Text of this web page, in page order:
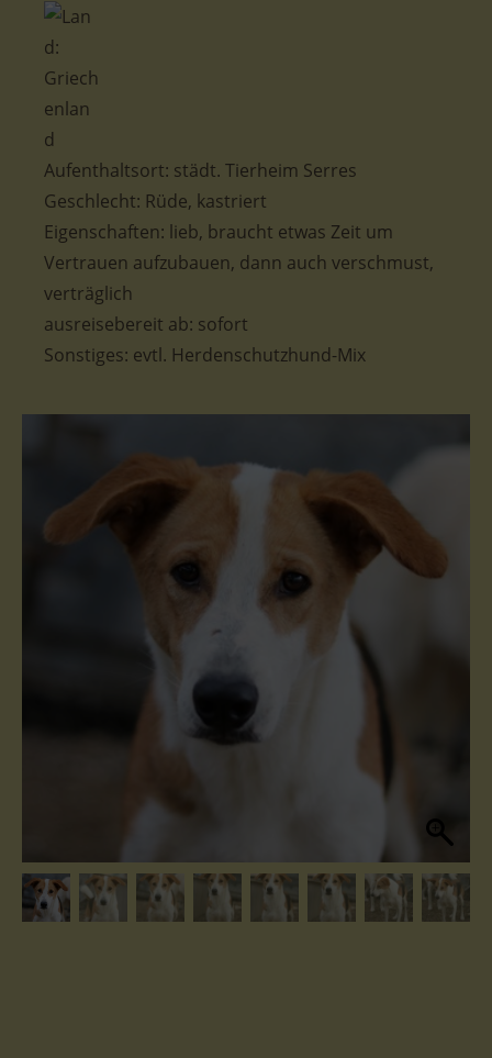
Aufenthaltsort: städt. Tierheim Serres
Geschlecht: Rüde, kastriert
Eigenschaften: lieb, braucht etwas Zeit um
Vertrauen aufzubauen, dann auch verschmust,
verträglich
ausreisebereit ab: sofort
Sonstiges: evtl. Herdenschutzhund-Mix